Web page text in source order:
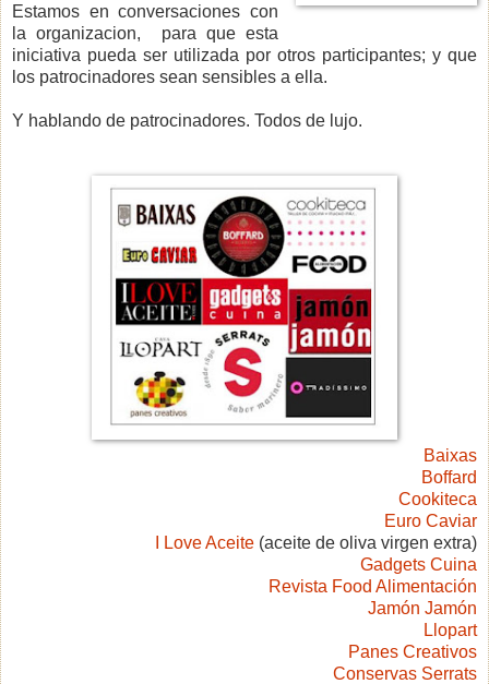
Estamos en conversaciones con
la organizacion, para que esta
iniciativa pueda ser utilizada por otros participantes; y que
los patrocinadores sean sensibles a ella.
Y hablando de patrocinadores. Todos de lujo.
Baixas
Boffard
Cookiteca
Euro Caviar
I Love Aceite (aceite de oliva virgen extra)
Gadgets Cuina
Revista Food Alimentación
Jamón Jamón
Llopart
Panes Creativos
Conservas Serrats